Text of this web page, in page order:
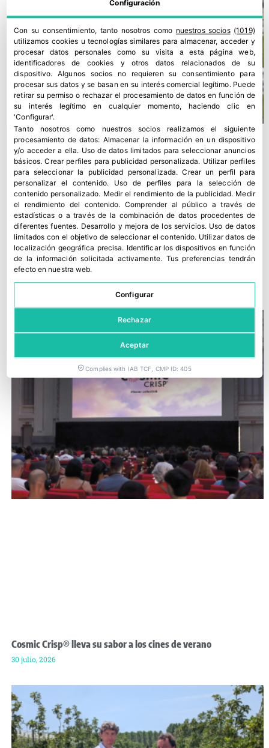
Asturiana de Fertilizantes defiende su continuidad en Avilés
30 julio, 2026
Cosmic Crisp® lleva su sabor a los cines de verano
30 julio, 2026
Configuración
Con su consentimiento, tanto nosotros como nuestros socios (1019)
utilizamos cookies u tecnologías similares para almacenar, acceder y
procesar datos personales como su visita a esta página web,
identificadores de cookies y otros datos relacionados de su
dispositivo. Algunos socios no requieren su consentimiento para
procesar sus datos y se basan en su interés comercial legítimo. Puede
retirar su permiso o rechazar el procesamiento de datos en función de
su interés legítimo en cualquier momento, haciendo clic en
'Configurar'.
Tanto nosotros como nuestros socios realizamos el siguiente
procesamiento de datos: Almacenar la información en un dispositivo
y/o acceder a ella. Uso de datos limitados para seleccionar anuncios
básicos.Crear perfiles para publicidad personalizada. Utilizar perfiles
para seleccionar la publicidad personalizada.Crear un perfil para
personalizar el contenido. Uso de perfiles para la selección de
contenido personalizado. Medir el rendimiento de la publicidad. Medir
el rendimiento del contenido.Comprender al público a través de
estadísticas o a través de la combinación de datos procedentes de
diferentes fuentes. Desarrollo y mejora de los servicios. Uso de datos
limitados con el objetivo de seleccionar el contenido. Utilizar datos de
localización geográfica precisa. Identificar los dispositivos en función
de la información solicitada activamente. Tus preferencias tendrán
efecto en nuestra web.
Configurar
Rechazar
Aceptar
Complies with IAB TCF, CMP ID: 405